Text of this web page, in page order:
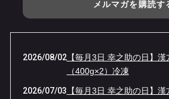
メルマガを購読す
2026/08/02【毎月3日 幸之助の日】漢
（400g×2）冷凍
2026/07/03 【毎月3日 幸之助の日】